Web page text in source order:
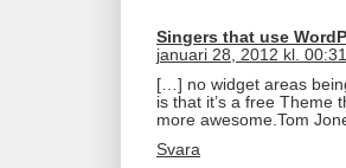
Singers that use
januari 28, 2012 kl. 00:31
[…] no widget areas
is that it’s a free Theme
more awesome.Tom
Svara